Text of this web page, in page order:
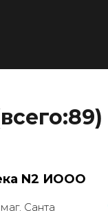
N2 ИООО
Санта